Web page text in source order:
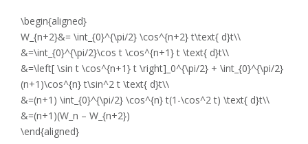
\begin{aligned}
W_{n+2}&= \int_{0}^{\pi/2} \cos^{n+2} t\text{ d}t\\
&=\int_{0}^{\pi/2}\cos t \cos^{n+1} t \text{ d}t\\
&=\left[ \sin t \cos^{n+1} t \right]_0^{\pi/2} + \int_{0}^{\pi/2}
(n+1)\cos^{n} t\sin^2 t \text{ d}t\\
&=(n+1) \int_{0}^{\pi/2} \cos^{n} t(1-\cos^2 t) \text{ d}t\\
&=(n+1)(W_n – W_{n+2})
\end{aligned}